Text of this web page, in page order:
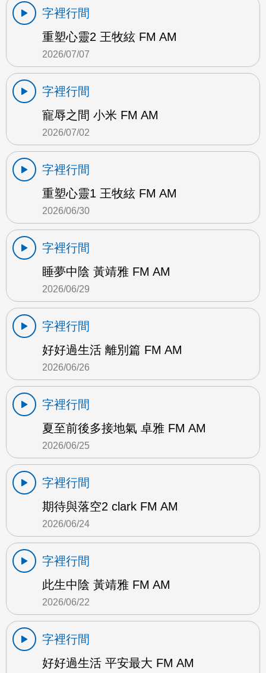
字裡行間
重塑心靈2 王牧絃 FM AM
2026/07/07
字裡行間
寵辱之間 小米 FM AM
2026/07/02
字裡行間
重塑心靈1 王牧絃 FM AM
2026/06/30
字裡行間
睡夢中陰 黃靖雅 FM AM
2026/06/29
字裡行間
好好過生活 離別篇 FM AM
2026/06/26
字裡行間
夏至前後多接地氣 卓雅 FM AM
2026/06/25
字裡行間
期待與落空2 clark FM AM
2026/06/24
字裡行間
此生中陰 黃靖雅 FM AM
2026/06/22
字裡行間
好好過生活 平安最大 FM AM